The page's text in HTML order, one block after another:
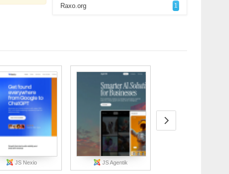
Raxo.org 1
JS Nexio JS Agentik